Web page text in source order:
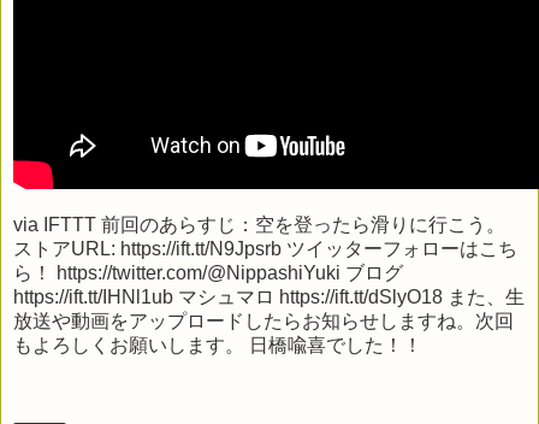
via IFTTT 前回のあらすじ：空を登ったら滑りに行こう。
ストアURL: https://ift.tt/N9Jpsrb ツイッターフォローはこち
ら！ https://twitter.com/@NippashiYuki ブログ
https://ift.tt/IHNl1ub マシュマロ https://ift.tt/dSlyO18 また、生
放送や動画をアップロードしたらお知らせしますね。次回
もよろしくお願いします。 日橋喩喜でした！！